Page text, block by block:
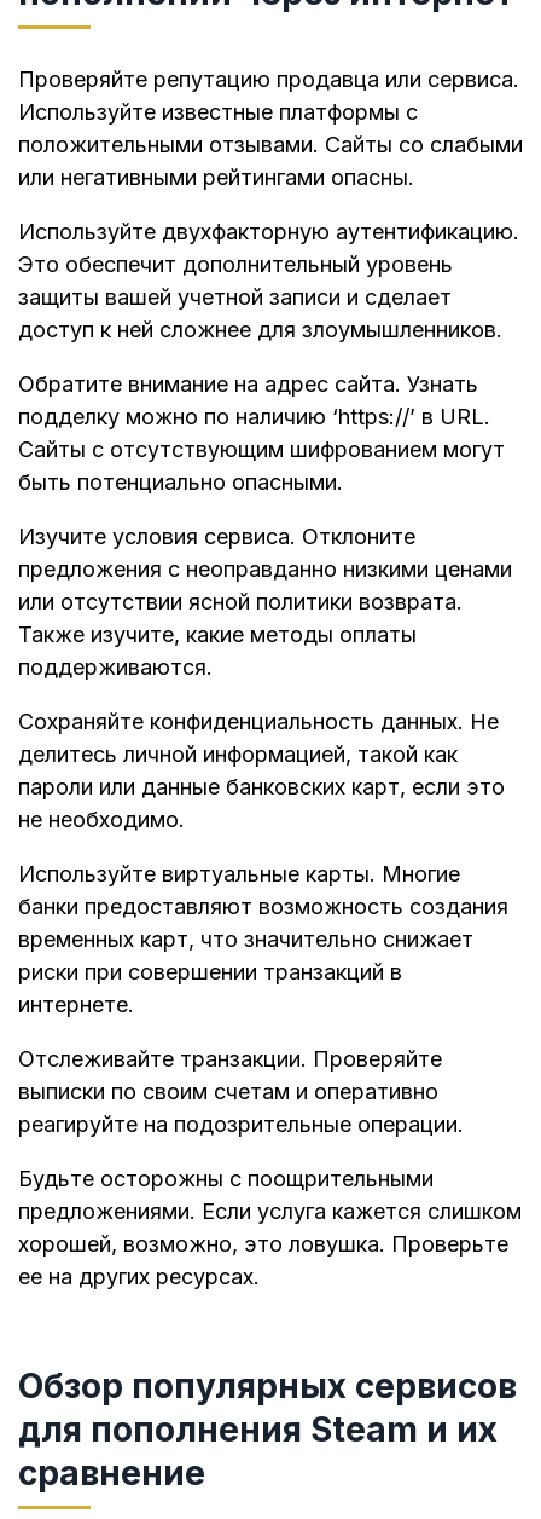
Проверяйте репутацию продавца или сервиса.
Используйте известные платформы с
положительными отзывами. Сайты со слабыми
или негативными рейтингами опасны.
Используйте двухфакторную аутентификацию.
Это обеспечит дополнительный уровень
защиты вашей учетной записи и сделает
доступ к ней сложнее для злоумышленников.
Обратите внимание на адрес сайта. Узнать
подделку можно по наличию ‘https://’ в URL.
Сайты с отсутствующим шифрованием могут
быть потенциально опасными.
Изучите условия сервиса. Отклоните
предложения с неоправданно низкими ценами
или отсутствии ясной политики возврата.
Также изучите, какие методы оплаты
поддерживаются.
Сохраняйте конфиденциальность данных. Не
делитесь личной информацией, такой как
пароли или данные банковских карт, если это
не необходимо.
Используйте виртуальные карты. Многие
банки предоставляют возможность создания
временных карт, что значительно снижает
риски при совершении транзакций в
интернете.
Отслеживайте транзакции. Проверяйте
выписки по своим счетам и оперативно
реагируйте на подозрительные операции.
Будьте осторожны с поощрительными
предложениями. Если услуга кажется слишком
хорошей, возможно, это ловушка. Проверьте
ее на других ресурсах.
Обзор популярных сервисов
для пополнения Steam и их
сравнение